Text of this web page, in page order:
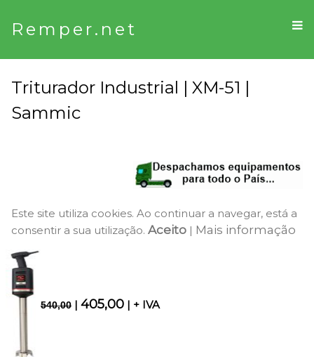
Remper.net
Triturador Industrial | XM-51 |
Sammic
Este site utiliza cookies. Ao continuar a navegar, está a
consentir a sua utilização. Aceito | Mais informação
540,00 | 405,00 | + IVA